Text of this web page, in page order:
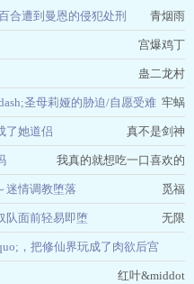
合遭到曼恩的侵犯处刑 青烟雨
宫爆鸡丁
蛊二龙村
圣母莉娅的胁迫/自愿受难 牢蜗
了她道侣 真不是剑神
我真的就想吃一口喜欢的
迷情调教堕落 觅福
队面前轻易即堕 无限
，把修仙界玩成了肉欲后宫
小怪兽
红叶&middot